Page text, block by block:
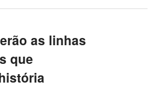
as linhas
que